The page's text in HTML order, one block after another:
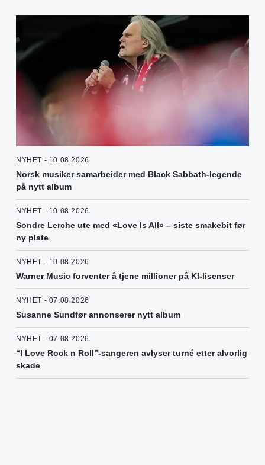
NYHET - 10.08.2026
Norsk musiker samarbeider med Black Sabbath-legende
på nytt album
NYHET - 10.08.2026
Sondre Lerche ute med «Love Is All» – siste smakebit før
ny plate
NYHET - 10.08.2026
Warner Music forventer å tjene millioner på KI-lisenser
NYHET - 07.08.2026
Susanne Sundfør annonserer nytt album
NYHET - 07.08.2026
“I Love Rock n Roll”-sangeren avlyser turné etter alvorlig
skade